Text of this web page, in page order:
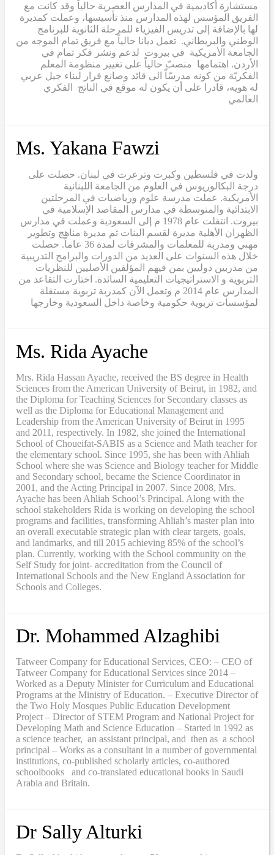
مستشارة أكاديمية في المدارس العصرية حالياً وقد كانت مع
الفريق المؤسس لهذه المدارس منذ تأسيسها، وعملت كمديرة
لها بالإضافة إلى تدريس الفيزياء للمرحلة الثانوية للبرنامج
الوطني والبريطاني. تعمل ديانا حالياً مع فريق تمام الموجه من
الجامعة الأمريكية في بيروت لدعم ونشر فكر تمام في
الأردن. اهتمامها منصبّ حالياً على تغيير منظومة المعلم
الفكريّة من كونه مدرسّاّ الى قائد وصانع قرار لبناء جيل عربي
له هويه، قادرا على أن يكون له موقع في الناتج الفكري
العالمي
Ms. Yakana Fawzi
ولدت في فلسطين وكبرت وترعرت في لبنان. حصلت على
درجة البكالوريوس في العلوم من الجامعة اللبنانية
الأمريكية. عملت مدرسة علوم ورياضيات في المرحلتين
الابتدائية والمتوسطة في مدارس المقاصد الإسلامية في
بيروت. انتقلت عام 1978 م إلى السعودية وعملت في مدارس
الظهران الأهلية مديرة لقسم البنات ثم مديرة مناهج وتطوير
مهني ومدربة للمعلمات والمشرفات لمدة 36 عاماً. حصلت
خلال هذه السنوات على العديد من الدورات والبرامج التدريبية
من مدربين دوليين بمن فيهم المؤلفين الأصليين للنظريات
التربوية و الاستراتيجيات التعليمية السائدة. اختارت التقاعد من
المدارس عام 2014 م وتعمل الآن كمدربة تربوية مستقلة
لمؤسسات تربوية حكومية وخاصة داخل السعودية وخارجها
Ms. Rida Ayache
Mrs. Rida Hassan Ayache, received the BS degree in Health
Sciences from the American University of Beirut, in 1982, and
the Diploma for Teaching Sciences for Secondary classes as
well as the Diploma for Educational Management and
Leadership from the American University of Beirut in 1995
and 2011, respectively. In 1982, she joined the International
School of Choueifat-SABIS as a Science and Math teacher for
the elementary school. Since 1995, she has been with Ahliah
School where she was Science and Biology teacher for Middle
and Secondary school, became the Science Coordinator in
2001, and the Acting Principal in 2007. Since 2008, Mrs.
Ayache has been Ahliah School’s Principal. Along with the
school stakeholders Rida is working on developing the school
programs and facilities, transforming Ahliah’s master plan into
an overall executable strategic plan with clear targets, goals,
and landmarks, and till 2015 achieving 85% of the school’s
plan. Currently, working with the School community on the
Self Study for joint- accreditation from the Council of
International Schools and the New England Association for
Schools and Colleges.
Dr. Mohammed Alzaghibi
Tatweer Company for Educational Services, CEO: – CEO of
Tatweer Company for Educational Services since 2014 –
Worked as a Deputy Minister for Curriculum and Educational
Programs at the Ministry of Education. – Executive Director of
the Two Holy Mosques Public Education Development
Project – Director of STEM Program and National Project for
Developing Math and Science Education – Started in 1992 as
a science teacher, an assistant principal, and then as a school
principal – Works as a consultant in a number of governmental
institutions, co-published scholarly articles, co-authored
schoolbooks and co-translated educational books in Saudi
Arabia and Britain.
Dr Sally Alturki